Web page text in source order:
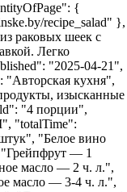
{
recipe_salad" },
раковых шеек с
Легко
"2025-04-21",
"Авторская кухня",
изысканные
"4 порции",
"totalTime":
"Белое вино
— 1
масло — 2 ч. л.",
масло — 3-4 ч. л.",